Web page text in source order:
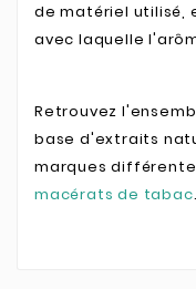
de matériel utilisé,
avec laquelle
Retrouvez
base d'extraits
marques
macérats de tabac.